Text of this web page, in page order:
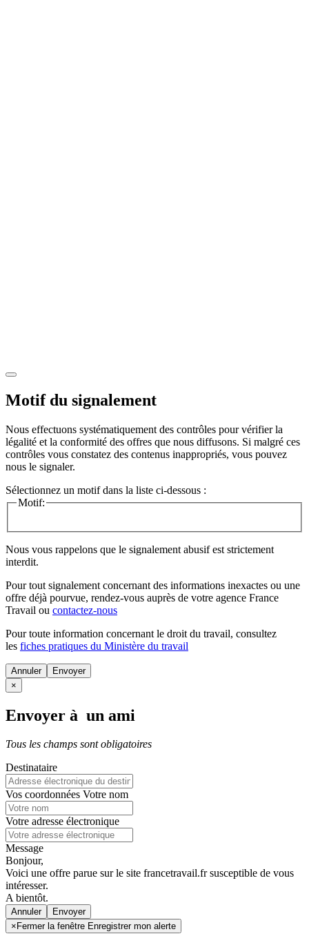
Motif du signalement
Nous effectuons systématiquement des contrôles pour vérifier la
légalité et la conformité des offres que nous diffusons. Si malgré ces
contrôles vous constatez des contenus inappropriés, vous pouvez
nous le signaler.
Sélectionnez un motif dans la liste ci-dessous :
Motif:
Nous vous rappelons que le signalement abusif est strictement
interdit.
Pour tout signalement concernant des informations inexactes ou une
offre déjà pourvue, rendez-vous auprès de votre agence France
Travail ou contactez-nous
Pour toute information concernant le droit du travail, consultez
les fiches pratiques du Ministère du travail
Annuler
×
Envoyer à un ami
Tous les champs sont obligatoires
Destinataire
Vos coordonnées Votre nom
Votre adresse électronique
Message
Bonjour,
Voici une offre parue sur le site francetravail.fr susceptible de vous
intéresser.
A bientôt.
Annuler
× Fermer la fenêtre Enregistrer mon alerte